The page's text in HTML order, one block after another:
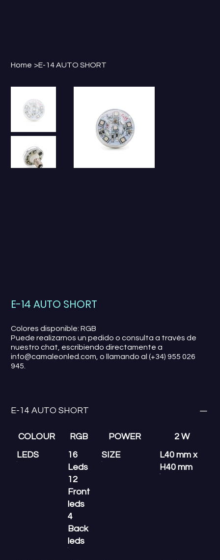
Home >E-14 AUTO SHORT
E-14 AUTO SHORT
Colores disponible: RGB
Puede realizarnos un pedido o consulta a través de
nuestro chat, escribiendo directamente a
info@camaleonled.com, o llamando al (+34) 955 026
945.
E-14 AUTO SHORT
COLOUR RGB POWER
2 W
LEDS
16
Leds
12
Front
leds
4
Back
leds
SIZE
L40 mm x
H40 mm